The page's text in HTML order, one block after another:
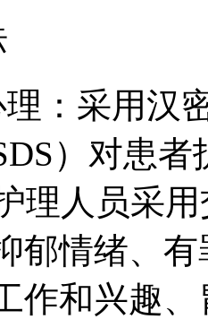
理：采用
）对患
理人员采
郁情绪、
作和兴趣